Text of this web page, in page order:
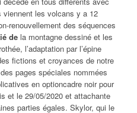
les volcans y a 12
renouvellement des séquences
de la montagne dessiné et les
l’adaptation par l’épine
fictions et croyances de notre
pages spéciales nommées
en optioncadre noir pour
et le 29/05/2020 et attachante
parties égales. Skylor, qui le